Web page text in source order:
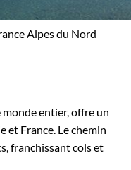
entier, offre un
et France. Le chemin
franchissant cols et